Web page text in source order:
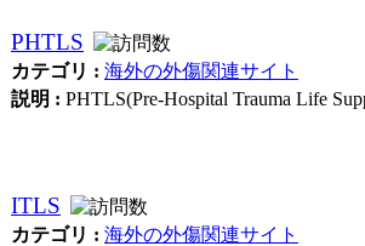
PHTLS
カテゴリ : 海外の外傷関連サイト
説明 : PHTLS(Pre-Hospital Trauma Life
ITLS
カテゴリ : 海外の外傷関連サイト